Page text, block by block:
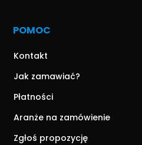
POMOC
Kontakt
Jak zamawiać?
Płatności
Aranże na zamówienie
Zgłoś propozycję